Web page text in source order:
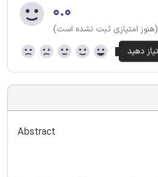
۰.۰
(هنوز امتیازی ثبت نشده است)
Abstract